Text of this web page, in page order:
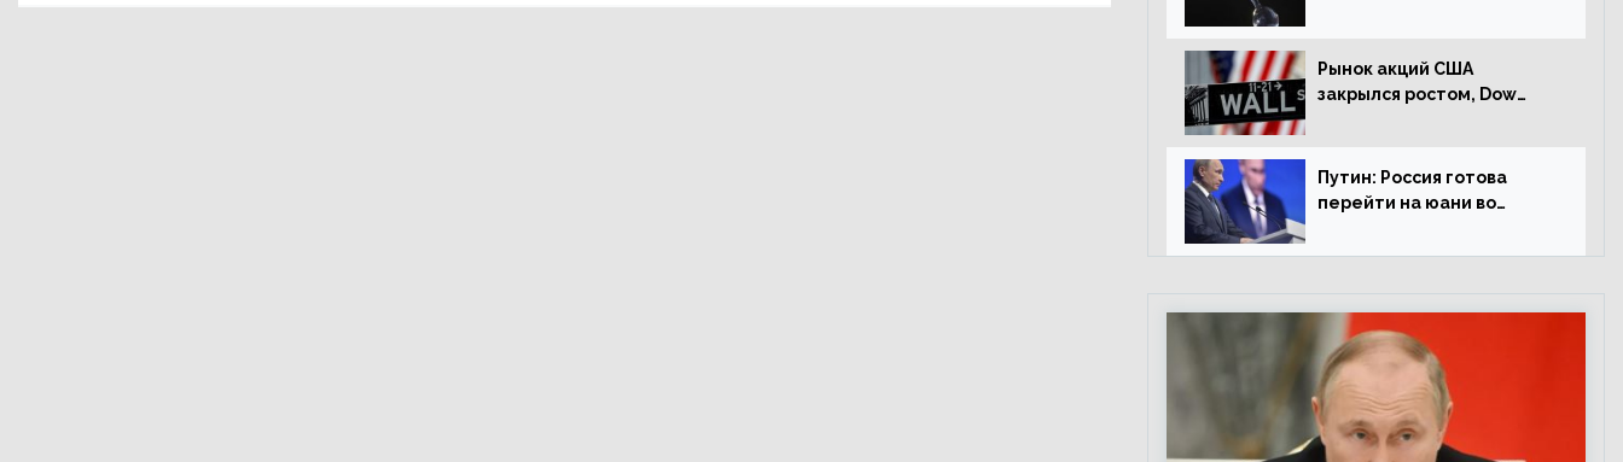
Рынок акций США
закрылся ростом, Dow
Путин: Россия готова
перейти на юани во